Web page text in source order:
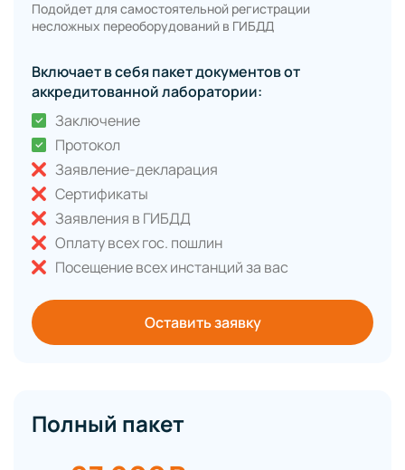
Подойдет для самостоятельной регистрации
несложных переоборудований в ГИБДД
Включает в себя пакет документов от
аккредитованной лаборатории:
Заключение
Протокол
Заявление-декларация
Сертификаты
Заявления в ГИБДД
Оплату всех гос. пошлин
Посещение всех инстанций за вас
Оставить заявку
Полный пакет